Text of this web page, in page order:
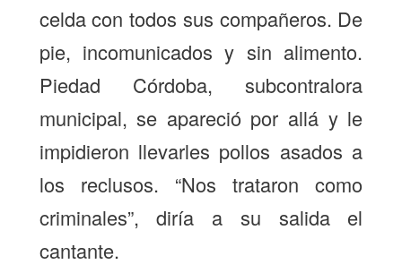
celda con todos sus compañeros. De
pie, incomunicados y sin alimento.
Piedad Córdoba, subcontralora
municipal, se apareció por allá y le
impidieron llevarles pollos asados a
los reclusos. “Nos trataron como
criminales”, diría a su salida el
cantante.